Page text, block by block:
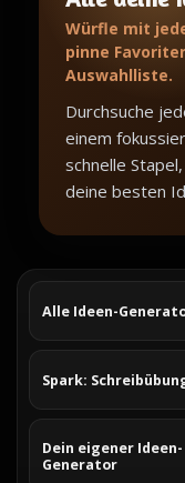
Würfle mit
pinne
Auswahlliste.
Durchsuche
einem
schnelle
deine besten
Alle Ideen-
Spark:
Dein eigener Ideen-
Generator